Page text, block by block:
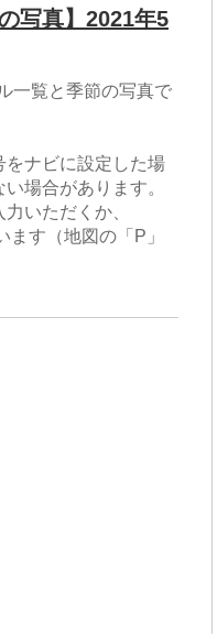
写真】2021年5
一覧と季節の写真で
ナビに設定した場
場合があります。
いただくか、
す（地図の「P」